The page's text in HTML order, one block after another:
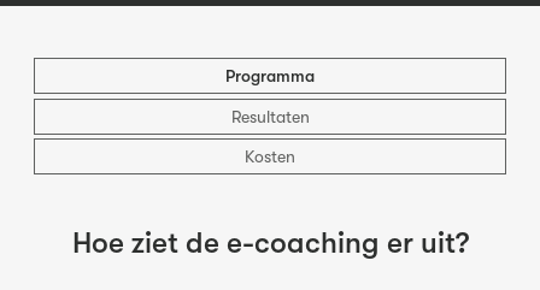
Programma
Resultaten
Kosten
Hoe ziet de e-coaching er uit?